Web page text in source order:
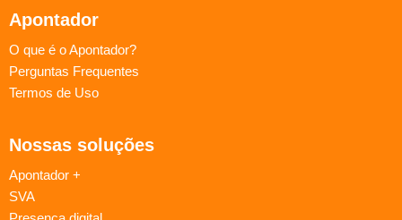
Apontador
O que é o Apontador?
Perguntas Frequentes
Termos de Uso
Nossas soluções
Apontador +
SVA